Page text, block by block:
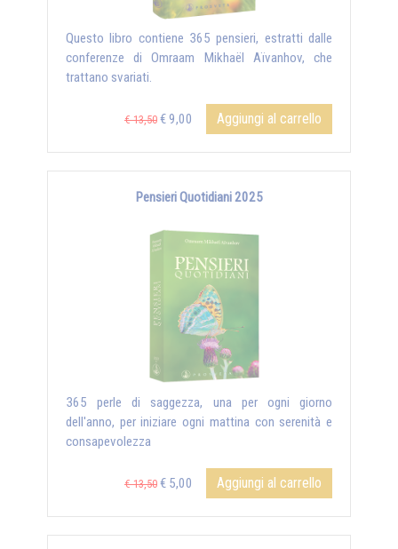
Questo libro contiene 365 pensieri, estratti dalle
conferenze di Omraam Mikhaël Aïvanhov, che
trattano svariati.
€ 13,50 € 9,00 Aggiungi al carrello
Pensieri Quotidiani 2025
365 perle di saggezza, una per ogni giorno
dell'anno, per iniziare ogni mattina con serenità e
consapevolezza
€ 13,50 € 5,00 Aggiungi al carrello